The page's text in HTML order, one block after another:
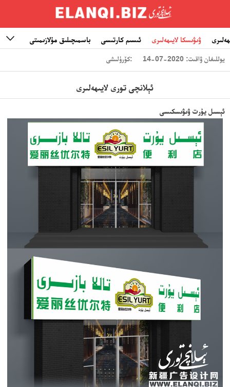
 ۋىۋىسكا لايىھەلىرى ئىسىم كارتىسى باسمىچىلىق مۇلازىمىتى
يوللىغان ۋاقىت: 2020-07-14 كۆرۈلىشى:
ئېلانچى تورى لايىھەلىرى
ئېسىل يۇرت ۋىۋىسكىسى